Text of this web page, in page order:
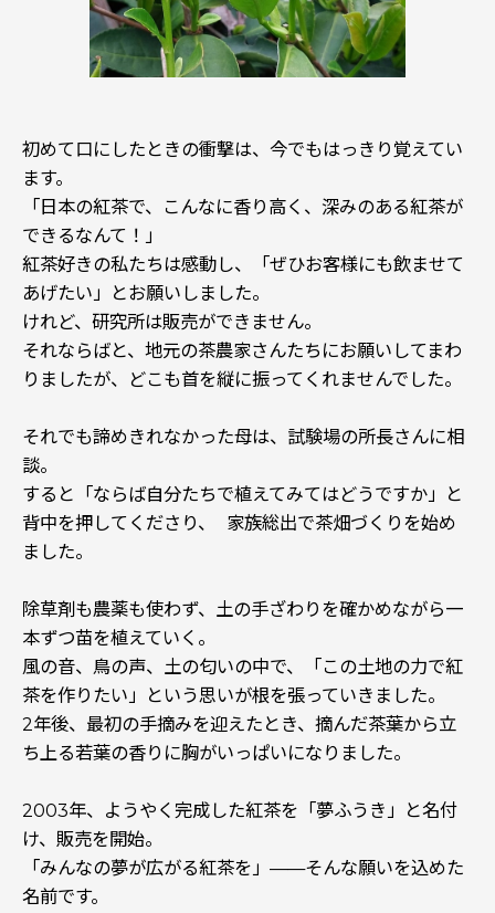
初めて口にしたときの衝撃は、今でもはっきり覚えてい
ます。
「日本の紅茶で、こんなに香り高く、深みのある紅茶が
できるなんて！」
紅茶好きの私たちは感動し、「ぜひお客様にも飲ませて
あげたい」とお願いしました。
けれど、研究所は販売ができません。
それならばと、地元の茶農家さんたちにお願いしてまわ
りましたが、どこも首を縦に振ってくれませんでした。
それでも諦めきれなかった母は、試験場の所長さんに相
談。
すると「ならば自分たちで植えてみてはどうですか」と
背中を押してくださり、 家族総出で茶畑づくりを始め
ました。
除草剤も農薬も使わず、土の手ざわりを確かめながら一
本ずつ苗を植えていく。
風の音、鳥の声、土の匂いの中で、「この土地の力で紅
茶を作りたい」という思いが根を張っていきました。
2年後、最初の手摘みを迎えたとき、摘んだ茶葉から立
ち上る若葉の香りに胸がいっぱいになりました。
2003年、ようやく完成した紅茶を「夢ふうき」と名付
け、販売を開始。
「みんなの夢が広がる紅茶を」——そんな願いを込めた
名前です。